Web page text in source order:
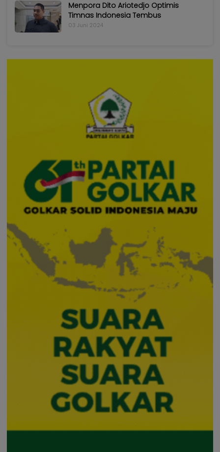
Menpora Dito Ariotedjo Optimis
Timnas Indonesia Tembus
03 Juni 2024